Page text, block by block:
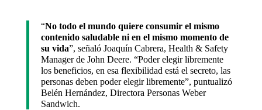
“No todo el mundo quiere consumir el mismo
contenido saludable ni en el mismo momento de
su vida”, señaló Joaquín Cabrera, Health & Safety
Manager de John Deere. “Poder elegir libremente
los beneficios, en esa flexibilidad está el secreto, las
personas deben poder elegir libremente”, puntualizó
Belén Hernández, Directora Personas Weber
Sandwich.